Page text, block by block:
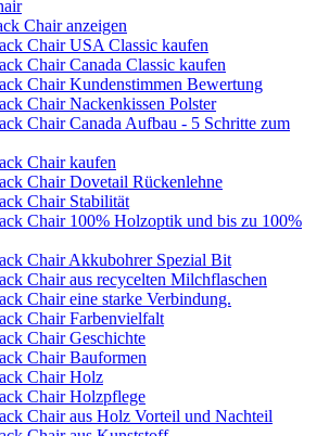
Chair anzeigen
Chair USA Classic kaufen
Chair Canada Classic kaufen
Chair Kundenstimmen Bewertung
Chair Nackenkissen Polster
Chair Canada Aufbau - 5 Schritte zum
Chair kaufen
Chair Dovetail Rückenlehne
Chair Stabilität
Chair 100% Holzoptik und bis zu 100%
Chair Akkubohrer Spezial Bit
Chair aus recycelten Milchflaschen
Chair eine starke Verbindung.
Chair Farbenvielfalt
Chair Geschichte
Chair Bauformen
Chair Holz
Chair Holzpflege
Chair aus Holz Vorteil und Nachteil